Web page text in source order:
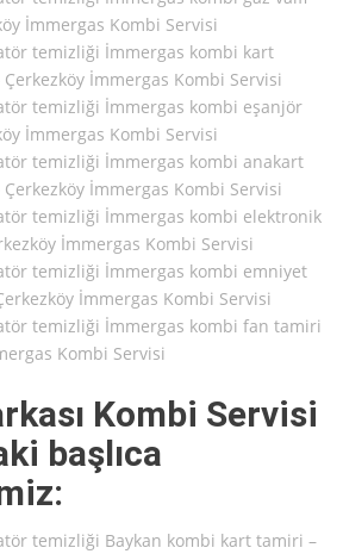
İmmergas Kombi Servisi
temizliği İmmergas kombi kart
İmmergas Kombi Servisi
temizliği İmmergas kombi eşanjör
İmmergas Kombi Servisi
temizliği İmmergas kombi anakart
İmmergas Kombi Servisi
temizliği İmmergas kombi elektronik
İmmergas Kombi Servisi
temizliği İmmergas kombi emniyet
İmmergas Kombi Servisi
temizliği İmmergas kombi fan tamiri
Kombi Servisi
Kombi Servisi
başlıca
temizliği Baykan kombi kart tamiri –